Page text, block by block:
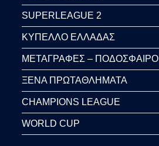
SUPERLEAGUE 2
ΚΥΠΕΛΛΟ ΕΛΛΑΔΑΣ
ΜΕΤΑΓΡΑΦΕΣ – ΠΟΔΟΣΦΑΙΡΟ
ΞΕΝΑ ΠΡΩΤΑΘΛΗΜΑΤΑ
CHAMPIONS LEAGUE
WORLD CUP